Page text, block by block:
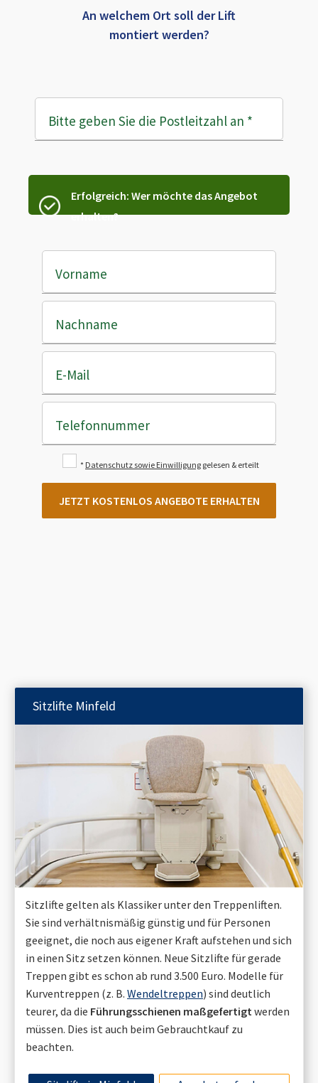
An welchem Ort soll der Lift
montiert werden?
Bitte geben Sie die Postleitzahl an *
Erfolgreich: Wer möchte das Angebot
erhalten?
Vorname
Nachname
E-Mail
Telefonnummer
* Datenschutz sowie Einwilligung gelesen & erteilt
JETZT KOSTENLOS ANGEBOTE ERHALTEN
Sitzlifte Minfeld
Sitzlifte gelten als Klassiker unter den Treppenliften.
Sie sind verhältnismäßig günstig und für Personen
geeignet, die noch aus eigener Kraft aufstehen und sich
in einen Sitz setzen können. Neue Sitzlifte für gerade
Treppen gibt es schon ab rund 3.500 Euro. Modelle für
Kurventreppen (z. B. Wendeltreppen) sind deutlich
teurer, da die Führungsschienen maßgefertigt werden
müssen. Dies ist auch beim Gebrauchtkauf zu
beachten.